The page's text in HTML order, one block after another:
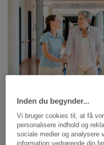
Inden du begynder...
Vi bruger cookies til, at få
personalisere indhold og
sociale medier og analysere
information vedrørende din